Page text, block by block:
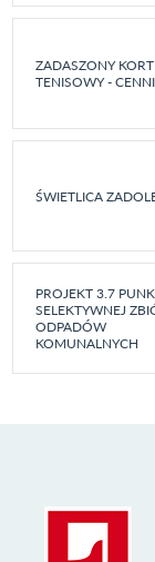
ZADASZONY KORT
TENISOWY -
ŚWIETLICA
PROJEKT 3.7
SELEKTYWNEJ
ODPADÓW
KOMUNALNYCH